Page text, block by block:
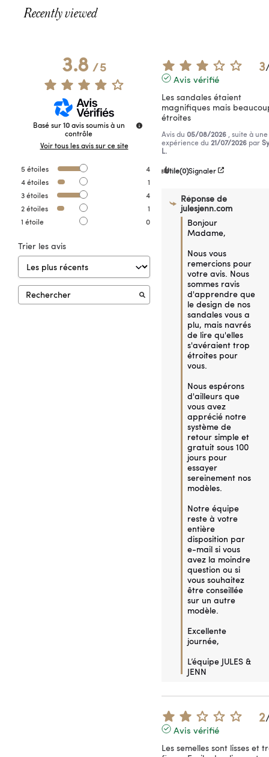
Recently viewed
3.8/5
Basé sur10 avis soumis à un
contrôle
Voir tous les avis sur ce site
5 étoiles
4
4étoiles
1
3étoiles
4
2étoiles
1
1 étoile 0
Trier les avis
3
Avis vérifié
Les sandales étaient
magnifiques mais
étroites
Avis du 05/08/2026 , suite à une
expérience du 21/07/2026 par
L.
Utile(0)Signaler
Réponse de
julesjenn.com
Bonjour
Madame,
Nous vous
remercions pour
votre avis. Nous
sommes ravis
d'apprendre que
le design de nos
sandales vous a
plu, mais navrés
de lire qu'elles
s'avéraient trop
étroites pour
vous.
Nous espérons
d'ailleurs que
vous avez
apprécié notre
système de
retour simple et
gratuit sous 100
jours pour
essayer
sereinement nos
modèles.
Notre équipe
reste à votre
entière
disposition par
e-mail si vous
avez la moindre
question ou si
vous souhaitez
être conseillée
sur un autre
modèle.
Excellente
journée,
L’équipe JULES &
JENN
2
Avis vérifié
Les semelles sont lisses et